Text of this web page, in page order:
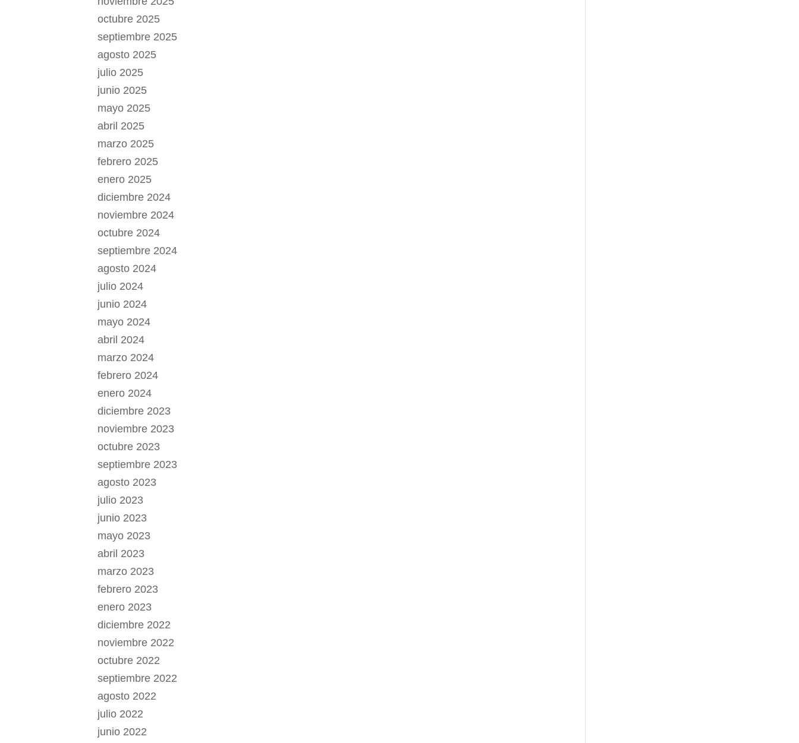
octubre 2025
septiembre 2025
agosto 2025
julio 2025
junio 2025
mayo 2025
abril 2025
marzo 2025
febrero 2025
enero 2025
diciembre 2024
noviembre 2024
octubre 2024
septiembre 2024
agosto 2024
julio 2024
junio 2024
mayo 2024
abril 2024
marzo 2024
febrero 2024
enero 2024
diciembre 2023
noviembre 2023
octubre 2023
septiembre 2023
agosto 2023
julio 2023
junio 2023
mayo 2023
abril 2023
marzo 2023
febrero 2023
enero 2023
diciembre 2022
noviembre 2022
octubre 2022
septiembre 2022
agosto 2022
julio 2022
junio 2022